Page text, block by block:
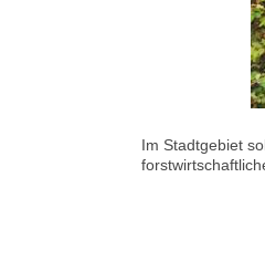
Im Stadtgebiet